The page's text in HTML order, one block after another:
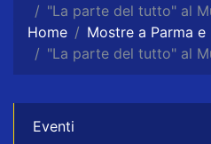
"La parte del tutto" al
Home
Mostre a Parma
"La parte del tutto" al
Eventi